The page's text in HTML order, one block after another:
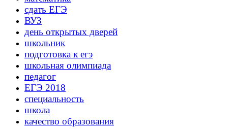
сдать ЕГЭ
ВУЗ
день открытых дверей
школьник
подготовка к егэ
школьная олимпиада
педагог
ЕГЭ 2018
специальность
школа
качество образования